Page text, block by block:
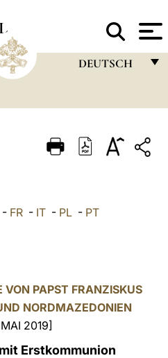
DEUTSCH
ITALIANO
中文
- FR - IT - PL - PT
VON PAPST FRANZISKUS
NORDMAZEDONIEN
2019]
Erstkommunion